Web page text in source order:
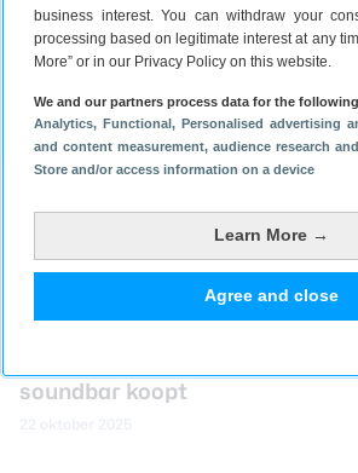
business interest. You can withdraw your
processing based on legitimate interest at any
More” or in our Privacy Policy on this website.
We and our partners process data for the
Analytics, Functional, Personalised advertising
and content measurement, audience research
Store and/or access information on a device
Learn More →
Agree and close
Tips
soundbar koopt